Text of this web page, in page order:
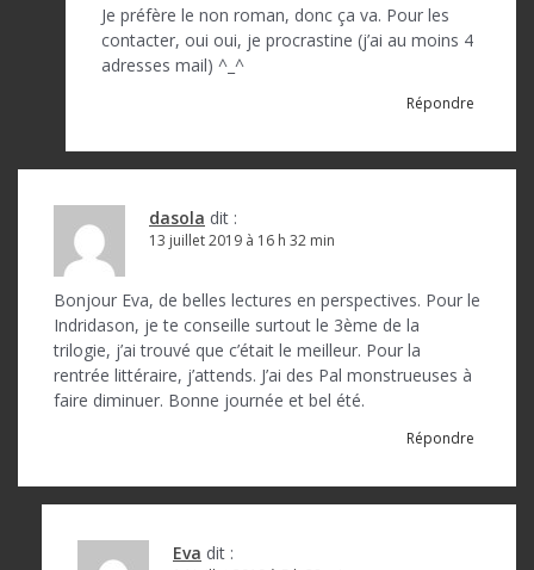
Je préfère le non roman, donc ça va. Pour les
contacter, oui oui, je procrastine (j’ai au moins 4
adresses mail) ^_^
Répondre
dasola dit :
13 juillet 2019 à 16 h 32 min
Bonjour Eva, de belles lectures en perspectives. Pour le
Indridason, je te conseille surtout le 3ème de la
trilogie, j’ai trouvé que c’était le meilleur. Pour la
rentrée littéraire, j’attends. J’ai des Pal monstrueuses à
faire diminuer. Bonne journée et bel été.
Répondre
Eva dit :